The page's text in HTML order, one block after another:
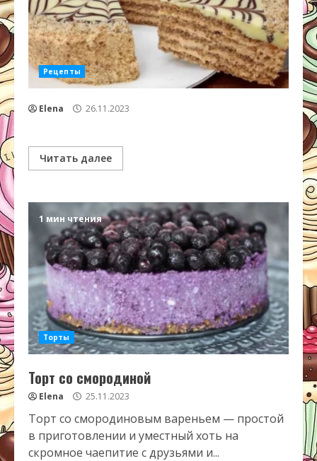
Рецепты
Elena 26.11.2023
Читать далее
1 мин чтения
Торты
Торт со смородиной
Elena 25.11.2023
Торт со смородиновым вареньем — простой
в приготовлении и уместный хоть на
скромное чаепитие с друзьями и...